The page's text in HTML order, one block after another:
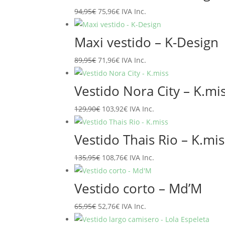
94,95€El
precio
original
era:
94,95€.
75,96€El
precio
actual
es:
75,96€.
IVA Inc.
Maxi vestido – K-Design
89,95€El
precio
original
era:
89,95€.
71,96€El
precio
actual
es:
71,96€.
IVA Inc.
Vestido Nora City –
129,90€ El
precio
original
era:
129,90€.
103,92€El
precio
actual
es:
103,92€.
IVA Inc.
Vestido Thais Rio –
135,95€ El
precio
original
era:
135,95€.
108,76€El
precio
actual
es:
108,76€.
IVA Inc.
Vestido corto – Md’M
65,95€ El
precio
52,76€El
precio
IVA Inc.